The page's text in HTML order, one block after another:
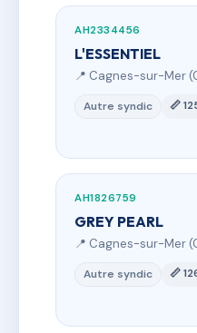
AH2334456
L'ESSENTIEL
📍 Cagnes-sur-Mer
Autre syndic 📏
AH1826759
GREY PEARL
📍 Cagnes-sur-Mer
Autre syndic 📏